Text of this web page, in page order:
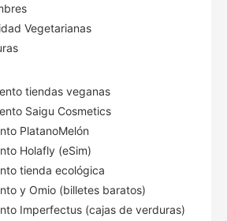
Vegetarianas
tiendas veganas
Saigu Cosmetics
PlatanoMelón
Holafly (eSim)
tienda ecológica
y Omio (billetes baratos)
Imperfectus (cajas de verduras)